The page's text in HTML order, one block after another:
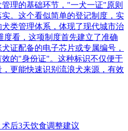
理的基础环节，"一犬一证"原则
。这个看似简单的登记制度，实
类管理体系，体现了现代城市治
度看，这项制度首先建立了准确
证配备的电子芯片或专属编号，
的"身份证"。这种标识不仅便于
更能快速识别流浪犬来源，有效
后3天饮食调整建议